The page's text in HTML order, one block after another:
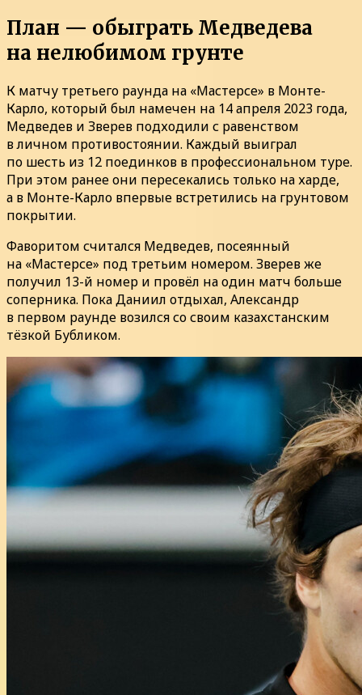
План — обыграть Медведева
на нелюбимом грунте
К матчу третьего раунда на «Мастерсе» в Монте-
Карло, который был намечен на 14 апреля 2023 года,
Медведев и Зверев подходили с равенством
в личном противостоянии. Каждый выиграл
по шесть из 12 поединков в профессиональном туре.
При этом ранее они пересекались только на харде,
а в Монте-Карло впервые встретились на грунтовом
покрытии.
Фаворитом считался Медведев, посеянный
на «Мастерсе» под третьим номером. Зверев же
получил 13-й номер и провёл на один матч больше
соперника. Пока Даниил отдыхал, Александр
в первом раунде возился со своим казахстанским
тёзкой Бубликом.